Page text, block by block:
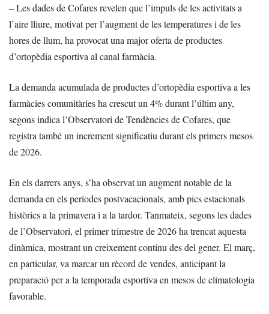
– Les dades de Cofares revelen que l’impuls de les activitats a
l’aire lliure, motivat per l’augment de les temperatures i de les
hores de llum, ha provocat una major oferta de productes
d’ortopèdia esportiva al canal farmàcia.
La demanda acumulada de productes d’ortopèdia esportiva a les
farmàcies comunitàries ha crescut un 4% durant l’últim any,
segons indica l’Observatori de Tendències de Cofares, que
registra també un increment significatiu durant els primers mesos
de 2026.
En els darrers anys, s’ha observat un augment notable de la
demanda en els períodes postvacacionals, amb pics estacionals
històrics a la primavera i a la tardor. Tanmateix, segons les dades
de l’Observatori, el primer trimestre de 2026 ha trencat aquesta
dinàmica, mostrant un creixement continu des del gener. El març,
en particular, va marcar un rècord de vendes, anticipant la
preparació per a la temporada esportiva en mesos de climatologia
favorable.